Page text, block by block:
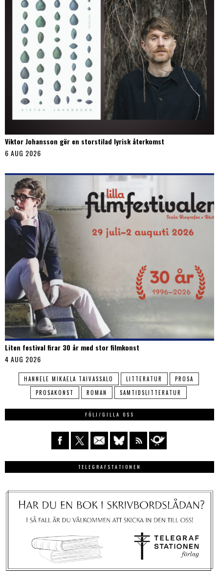
Viktor Johansson gör en storstilad lyrisk återkomst
6 AUG 2026
Liten festival firar 30 år med stor filmkonst
4 AUG 2026
HANNELE MIKAELA TAIVASSALO LITTERATUR
PROSA
PROSAKONST
ROMAN SAMTIDSLITTERATUR
FÖLJ/GILLA OSS
TELEGRAFSTATIONEN